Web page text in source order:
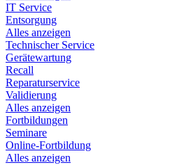
IT Service
Entsorgung
Alles anzeigen
Technischer Service
Gerätewartung
Recall
Reparaturservice
Validierung
Alles anzeigen
Fortbildungen
Seminare
Online-Fortbildung
Alles anzeigen